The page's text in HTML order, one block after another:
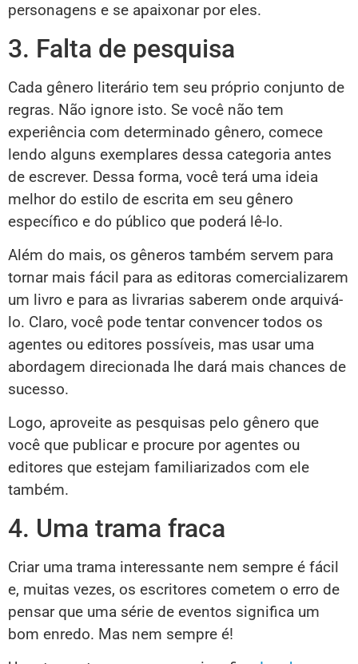
personagens e se apaixonar por eles.
3. Falta de pesquisa
Cada gênero literário tem seu próprio conjunto de
regras. Não ignore isto. Se você não tem
experiência com determinado gênero, comece
lendo alguns exemplares dessa categoria antes
de escrever. Dessa forma, você terá uma ideia
melhor do estilo de escrita em seu gênero
específico e do público que poderá lê-lo.
Além do mais, os gêneros também servem para
tornar mais fácil para as editoras comercializarem
um livro e para as livrarias saberem onde arquivá-
lo. Claro, você pode tentar convencer todos os
agentes ou editores possíveis, mas usar uma
abordagem direcionada lhe dará mais chances de
sucesso.
Logo, aproveite as pesquisas pelo gênero que
você que publicar e procure por agentes ou
editores que estejam familiarizados com ele
também.
4. Uma trama fraca
Criar uma trama interessante nem sempre é fácil
e, muitas vezes, os escritores cometem o erro de
pensar que uma série de eventos significa um
bom enredo. Mas nem sempre é!